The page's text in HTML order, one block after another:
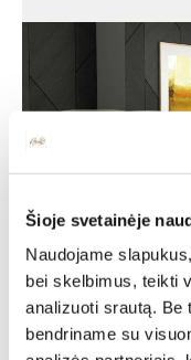
Šioje svetainėje
Naudojame
bei skelbimus, teikti
analizuoti srautą. Be
bendriname su
Minkšti